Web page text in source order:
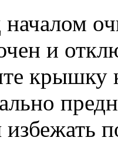
и
крышку